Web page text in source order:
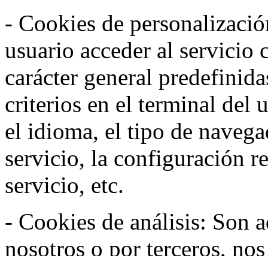
- Cookies de
usuario acceder al servicio
carácter general
criterios en el terminal del
el idioma, el tipo de
servicio, la configuración
servicio, etc.
- Cookies de análisis: Son
nosotros o por terceros,